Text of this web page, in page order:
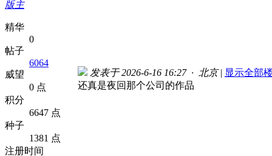
版主
精华
0
帖子
6064
威望
0 点
积分
6647 点
种子
1381 点
注册时间
发表于 2026-6-16 16:27 · 北京 | 显示全部
还真是夜回那个公司的作品